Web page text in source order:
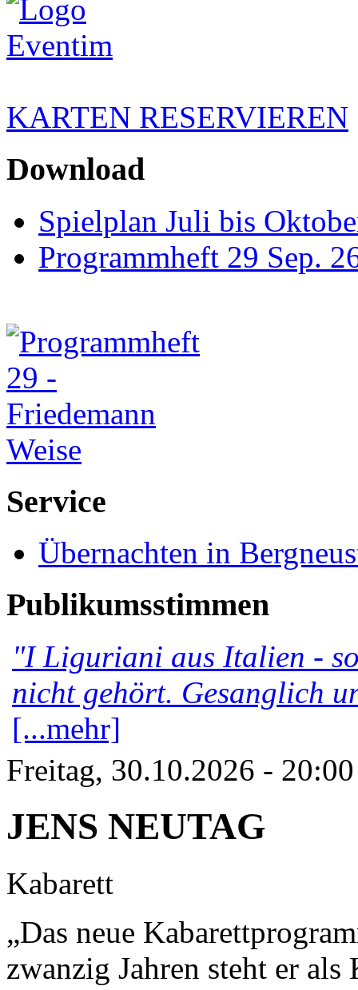
KARTEN RESERVIEREN
Download
Spielplan Juli bis
Programmheft 29 Sep.
Service
Übernachten in
Publikumsstimmen
"I Liguriani aus Italien -
nicht gehört. Gesanglich
[...mehr]
Freitag, 30.10.2026 - 20:00
JENS NEUTAG
Kabarett
„Das neue
zwanzig Jahren steht er